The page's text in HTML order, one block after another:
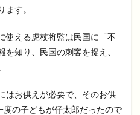
す。
使える虎杖将監は民国に「不
知り、民国の刺客を捉え、
はお供えが必要で、そのお供
の子どもが仔太郎だったので